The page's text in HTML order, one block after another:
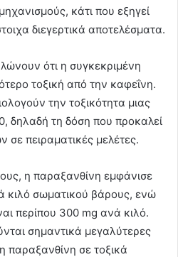
κάτι που εξηγεί
διεγερτικά αποτελέσματα.
ότι η συγκεκριμένη
τοξική από την καφεΐνη.
την τοξικότητα μιας
δηλαδή τη δόση που προκαλεί
πειραματικές μελέτες.
η παραξανθίνη εμφάνισε
κιλό σωματικού βάρους, ενώ
περίπου 300 mg ανά κιλό.
σημαντικά μεγαλύτερες
παραξανθίνη σε τοξικά